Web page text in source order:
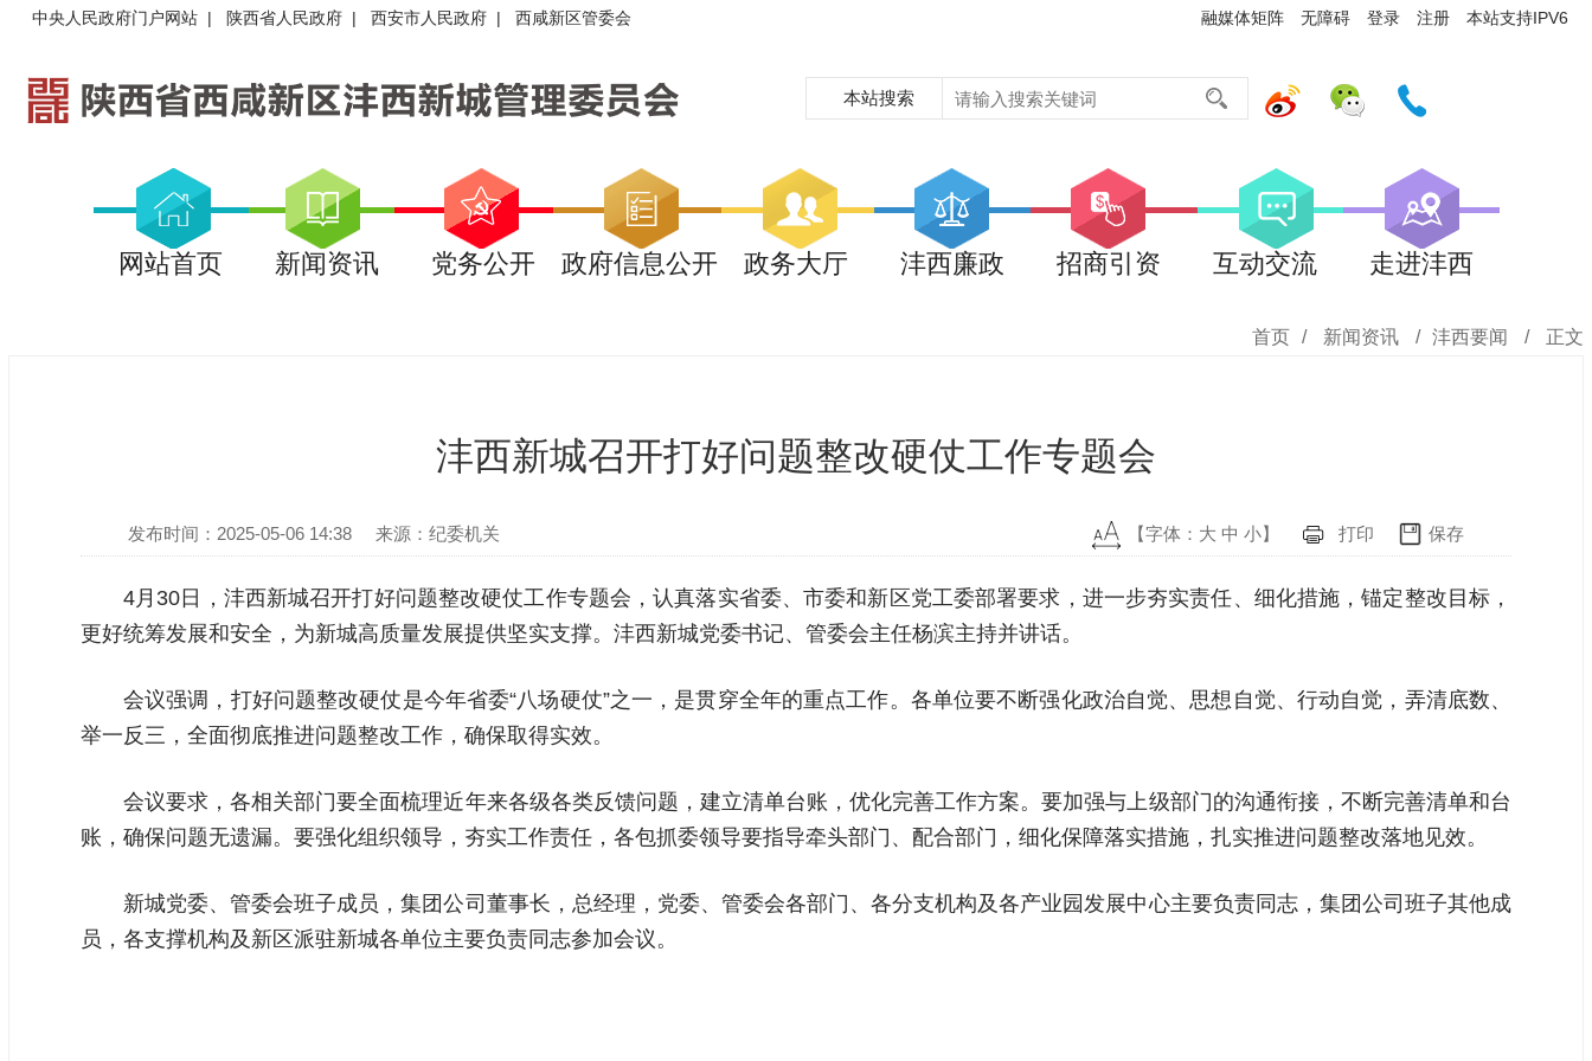
融媒体矩阵 无障碍 登录 注册 本站支持IPV6
中央人民政府门户网站 | 陕西省人民政府 | 西安市人民政府 | 西咸新区管委会
本站搜索
网站首页 新闻资讯 党务公开 政府信息公开 政务大厅 沣西廉政 招商引资 互动交流 走进沣西
首页 / 新闻资讯 / 沣西要闻 / 正文
沣西新城召开打好问题整改硬仗工作专题会
发布时间：2025-05-06 14:38 来源：纪委机关 【字体： 大 中 小】 打印 保存
4月30日，沣西新城召开打好问题整改硬仗工作专题会，认真落实省委、市委和新区党工委部署要求，进一步夯实责任、细化措施，锚定整改目标，
更好统筹发展和安全，为新城高质量发展提供坚实支撑。沣西新城党委书记、管委会主任杨滨主持并讲话。
会议强调，打好问题整改硬仗是今年省委“八场硬仗”之一，是贯穿全年的重点工作。各单位要不断强化政治自觉、思想自觉、行动自觉，弄清底数、
举一反三，全面彻底推进问题整改工作，确保取得实效。
会议要求，各相关部门要全面梳理近年来各级各类反馈问题，建立清单台账，优化完善工作方案。要加强与上级部门的沟通衔接，不断完善清单和台
账，确保问题无遗漏。要强化组织领导，夯实工作责任，各包抓委领导要指导牵头部门、配合部门，细化保障落实措施，扎实推进问题整改落地见效。
新城党委、管委会班子成员，集团公司董事长，总经理，党委、管委会各部门、各分支机构及各产业园发展中心主要负责同志，集团公司班子其他成
员，各支撑机构及新区派驻新城各单位主要负责同志参加会议。